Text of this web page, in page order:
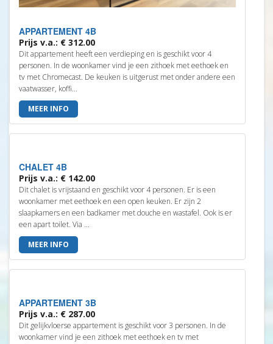
APPARTEMENT 4B
Prijs v.a.: € 312.00
Dit appartement heeft een verdieping en is geschikt voor 4
personen. In de woonkamer vind je een zithoek met eethoek en
tv met Chromecast. De keuken is uitgerust met onder andere een
vaatwasser, koffi...
MEER INFO
CHALET 4B
Prijs v.a.: € 142.00
Dit chalet is vrijstaand en geschikt voor 4 personen. Er is een
woonkamer met eethoek en een open keuken. Er zijn 2
slaapkamers en een badkamer met douche en wastafel. Ook is er
een apart toilet. Via ...
MEER INFO
APPARTEMENT 3B
Prijs v.a.: € 287.00
Dit gelijkvloerse appartement is geschikt voor 3 personen. In de
woonkamer vind je een zithoek met eethoek en tv met